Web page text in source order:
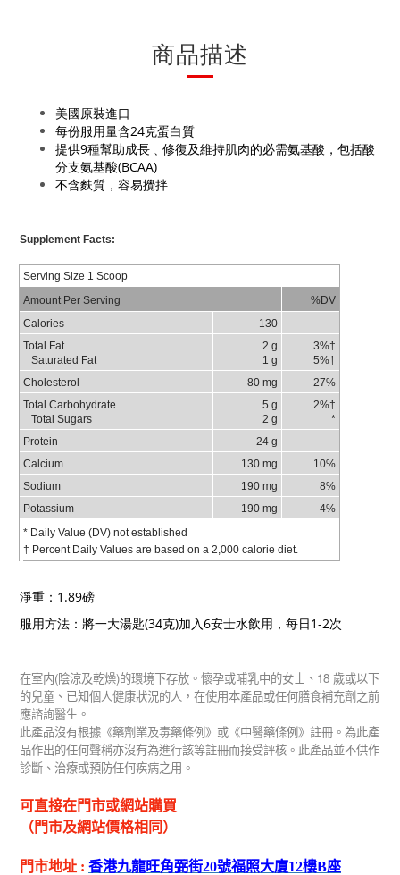
商品描述
美國原裝進口
每份服用量含24克蛋白質
提供9種幫助成長﹑修復及維持肌肉的必需氨基酸，包括酸
分支氨基酸(BCAA)
不含麩質，容易攪拌
Supplement Facts:
Serving Size 1 Scoop
Amount Per Serving
%DV
Calories
130
Total Fat
Saturated Fat
2 g
1 g
3%†
5%†
Cholesterol
80 mg
27%
Total Carbohydrate
Total Sugars
5 g
2 g
2%†
*
Protein
24 g
Calcium
130 mg
10%
Sodium
190 mg
8%
Potassium
190 mg
4%
* Daily Value (DV) not established
† Percent Daily Values are based on a 2,000 calorie diet.
淨重：1.89磅
服用方法：將一大湯匙(34克)加入6安士水飲用，每日1-2次
在室内(陰涼及乾燥)的環境下存放。懷孕或哺乳中的女士、 18 歲或以下
的兒童、已知個人健康狀況的人，在使用本產品或任何膳食補充劑之前
應諮詢醫生。
此產品沒有根據《藥劑業及毒藥條例》或《中醫藥條例》註冊。為此產
品作出的任何聲稱亦沒有為進行該等註冊而接受評核。此產品並不供作
診斷、治療或預防任何疾病之用。
可直接在門市或網站購買
（門市及網站價格相同）
門市地址 : 香港九龍旺角弼街20號福照大廈12樓B座